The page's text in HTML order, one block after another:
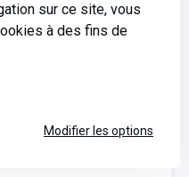
sur ce site, vous
à des fins de
Modifier les options